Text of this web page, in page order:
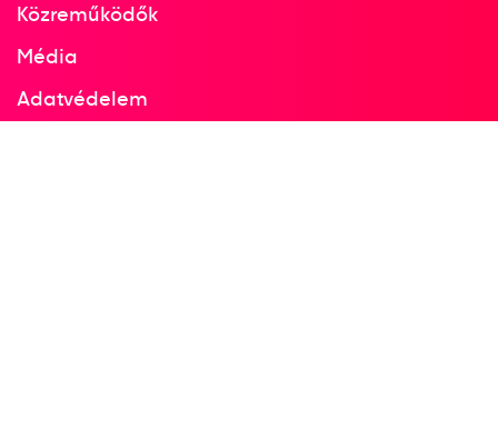
Közreműködők
Média
Adatvédelem